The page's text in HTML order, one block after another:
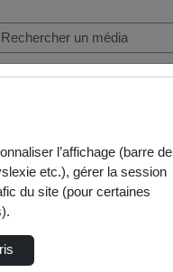
l’affichage (barre de
etc.), gérer la session
du site (pour certaines